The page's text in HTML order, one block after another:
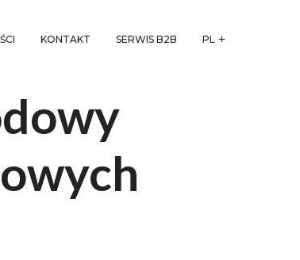
KONTAKT SERWIS B2B PL